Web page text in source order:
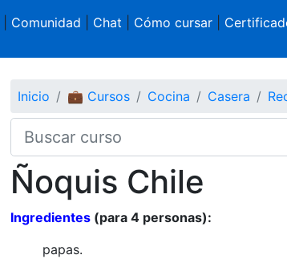
Comunidad Chat Cómo cursar|
Inicio 💼 Cursos Cocina Casera
Ñoquis Chile
Ingredientes(para 4 personas):
papas.